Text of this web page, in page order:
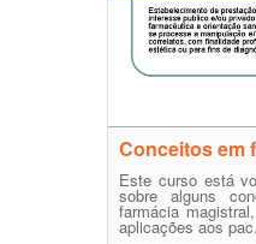
Conceitos em
Este curso está
sobre alguns
farmácia
aplicações aos